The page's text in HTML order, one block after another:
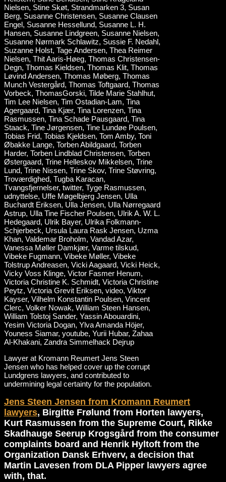
Lawyer at Kromann Reumert Jens Steen
Jensen who has helped cover up the corrupt
Lundgrens lawyers, and contributed to
undermining legal certainty for the population.
Jens Steen Jensen from Kromann Reumert
lawyers, Birgitte Frølund from Horten lawyers,
Kurt Rasmussen from the Supreme Court, Rikke
Skadhauge Seerup Krogsgård from the consumer
complaints board and Henrik Hyltoft from the
Organization Dansk Erhverv, a decision that
Martin Lavesen from DLA Pipper lawyers agree
with, that.